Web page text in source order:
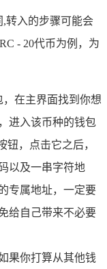
转入的步骤可能会
- 20代币为例，为
，在主界面找到你想
进入该币种的钱包
钮，点击它之后，
以及一串字符地
专属地址，一定要
给自己带来不必要
果你打算从其他钱